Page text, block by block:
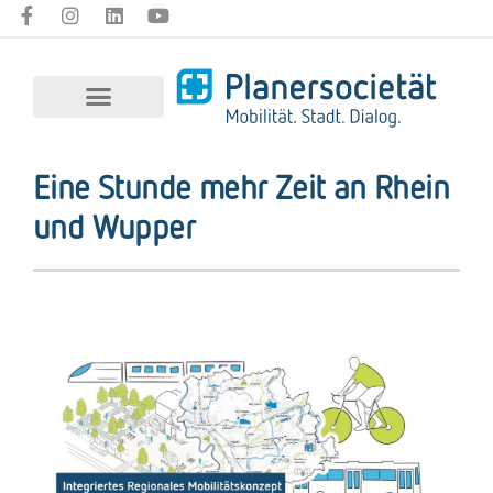
Eine Stunde mehr Zeit an Rhein
und Wupper